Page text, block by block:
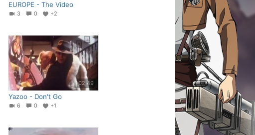
EUROPE - The Video
3 0 +2
02:49
Yazoo - Don't Go
6 0 +1